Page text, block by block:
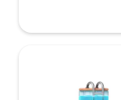
The Ridge &